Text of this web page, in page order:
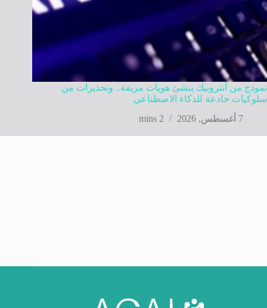
نموذج من أنثروبيك ينشئ هويات مزيفة.. وتحذيرات من
سلوكيات خادعة للذكاء الاصطناعي
7 أغسطس, 2026
2 mins